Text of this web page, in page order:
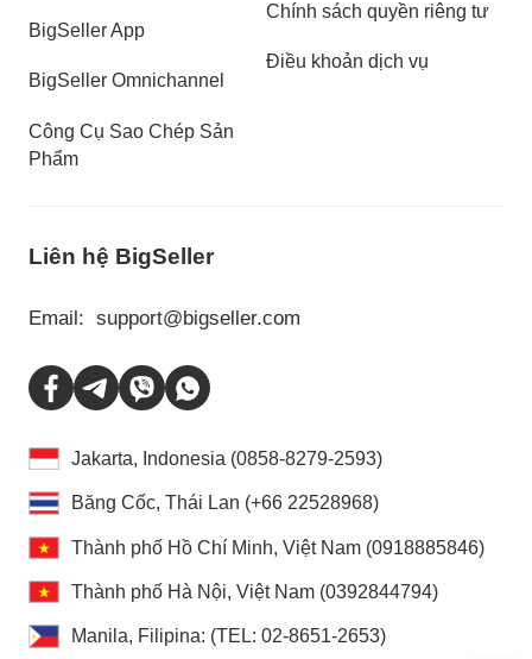
BigSeller App
BigSeller Omnichannel
Công Cụ Sao Chép Sản
Phẩm
Chính sách quyền riêng tư
Điều khoản dịch vụ
Liên hệ BigSeller
Email: support@bigseller.com
Jakarta, Indonesia (0858-8279-2593)
Băng Cốc, Thái Lan (+66 22528968)
Thành phố Hồ Chí Minh, Việt Nam (0918885846)
Thành phố Hà Nội, Việt Nam (0392844794)
Manila, Filipina: (TEL: 02-8651-2653)